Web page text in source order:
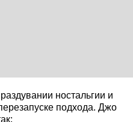
ностальгии и
подхода. Джо